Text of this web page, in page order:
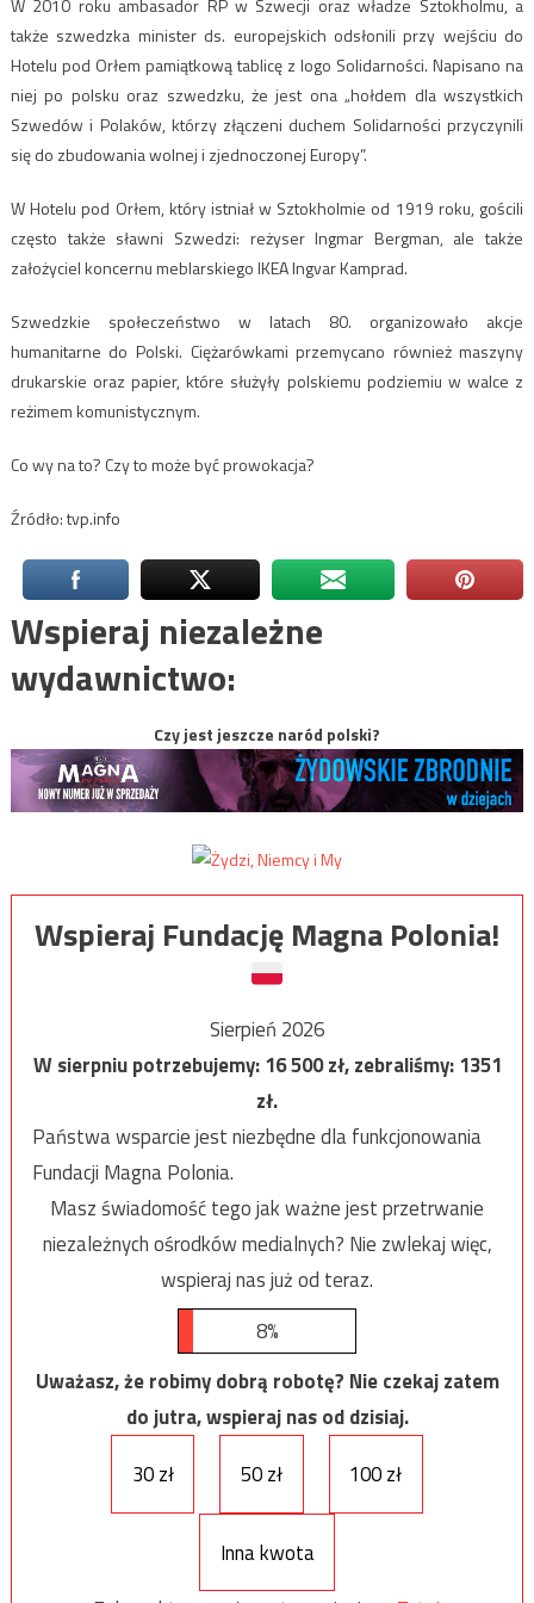
także szwedzka minister ds. europejskich odsłonili przy wejściu do
Hotelu pod Orłem pamiątkową tablicę z logo Solidarności. Napisano na
niej po polsku oraz szwedzku, że jest ona „hołdem dla wszystkich
Szwedów i Polaków, którzy złączeni duchem Solidarności przyczynili
się do zbudowania wolnej i zjednoczonej Europy”.
W Hotelu pod Orłem, który istniał w Sztokholmie od 1919 roku, gościli
często także sławni Szwedzi: reżyser Ingmar Bergman, ale także
założyciel koncernu meblarskiego IKEA Ingvar Kamprad.
Szwedzkie społeczeństwo w latach 80. organizowało akcje
humanitarne do Polski. Ciężarówkami przemycano również maszyny
drukarskie oraz papier, które służyły polskiemu podziemiu w walce z
reżimem komunistycznym.
Co wy na to? Czy to może być prowokacja?
Źródło: tvp.info
Wspieraj niezależne
wydawnictwo:
Czy jest jeszcze naród polski?
Wspieraj Fundację Magna Polonia!
Sierpień 2026
W sierpniu potrzebujemy:16 500zł, zebraliśmy:1351
zł.
Państwa wsparcie jest niezbędne dla funkcjonowania
Fundacji Magna Polonia.
Masz świadomość tego jak ważne jest przetrwanie
niezależnych ośrodków medialnych? Nie zwlekaj więc,
wspieraj nas już od teraz.
8%
Uważasz, że robimy dobrą robotę? Nie czekaj zatem
do jutra, wspieraj nas od dzisiaj.
30 zł
50 zł 100 zł
Inna kwota